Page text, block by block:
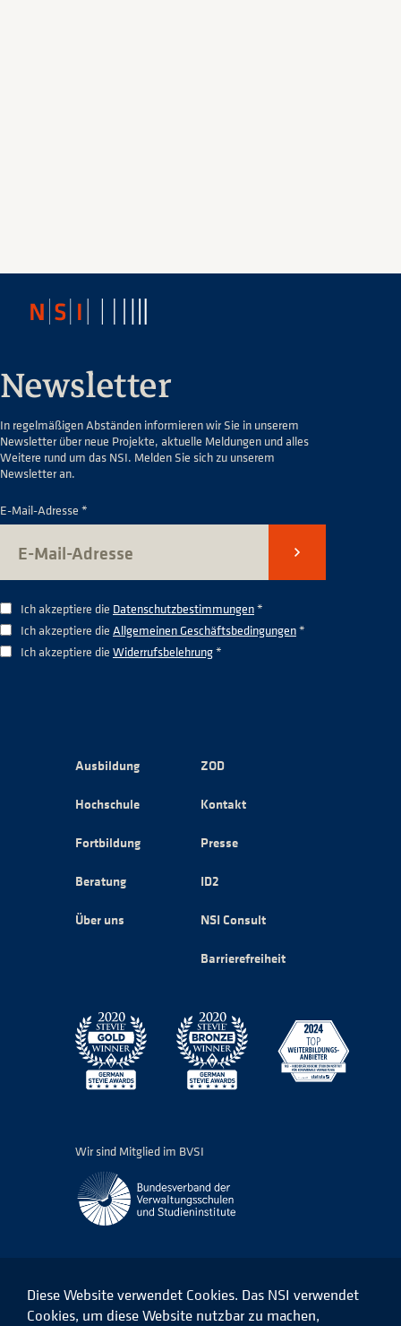
Newsletter
In regelmäßigen Abständen informieren wir Sie in unserem
Newsletter über neue Projekte, aktuelle Meldungen und alles
Weitere rund um das NSI. Melden Sie sich zu unserem
Newsletter an.
E-Mail-Adresse *
Senden
Ich akzeptiere die Datenschutzbestimmungen*
Ich akzeptiere die Allgemeinen Geschäftsbedingungen*
Ich akzeptiere die Widerrufsbelehrung*
Ausbildung
Hochschule
Fortbildung
Beratung
Über uns
ZOD
Kontakt
Presse
ID2
NSI Consult
Barrierefreiheit
Wir sind Mitglied im BVSI
Diese Website verwendet Cookies. Das NSI verwendet
Cookies, um diese Website nutzbar zu machen,